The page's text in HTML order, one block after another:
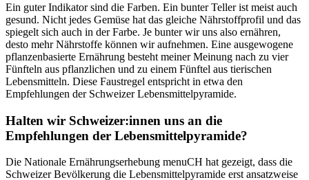
Ein guter Indikator sind die Farben. Ein bunter Teller ist meist auch
gesund. Nicht jedes Gemüse hat das gleiche Nährstoffprofil und das
spiegelt sich auch in der Farbe. Je bunter wir uns also ernähren,
desto mehr Nährstoffe können wir aufnehmen. Eine ausgewogene
pflanzenbasierte Ernährung besteht meiner Meinung nach zu vier
Fünfteln aus pflanzlichen und zu einem Fünftel aus tierischen
Lebensmitteln. Diese Faustregel entspricht in etwa den
Empfehlungen der Schweizer Lebensmittelpyramide.
Halten wir Schweizer:innen uns an die
Empfehlungen der Lebensmittelpyramide?
Die Nationale Ernährungserhebung menuCH hat gezeigt, dass die
Schweizer Bevölkerung die Lebensmittelpyramide erst ansatzweise